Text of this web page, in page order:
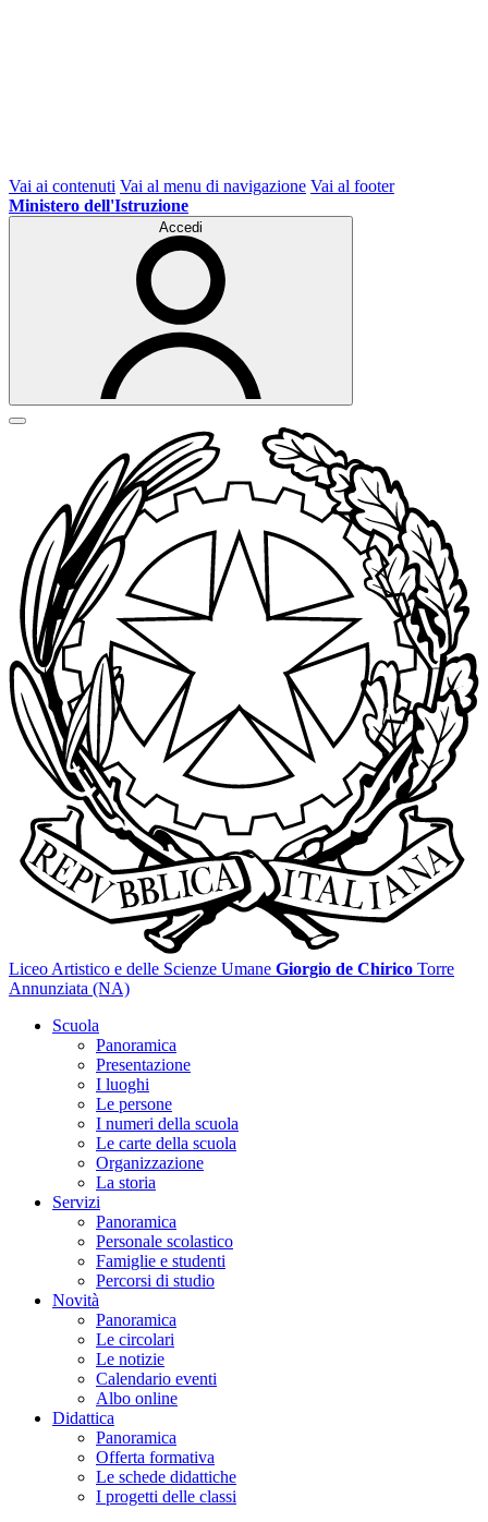
Vai ai contenuti Vai al menu di navigazione Vai al footer
Ministero dell'Istruzione
Accedi
Liceo Artistico e delle Scienze Umane Giorgio de Chirico Torre
Annunziata (NA)
Scuola
Panoramica
Presentazione
I luoghi
Le persone
I numeri della scuola
Le carte della scuola
Organizzazione
La storia
Servizi
Panoramica
Personale scolastico
Famiglie e studenti
Percorsi di studio
Novità
Panoramica
Le circolari
Le notizie
Calendario eventi
Albo online
Didattica
Panoramica
Offerta formativa
Le schede didattiche
I progetti delle classi